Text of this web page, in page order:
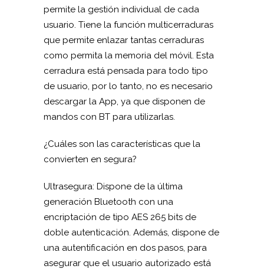
permite la gestión individual de cada
usuario. Tiene la función multicerraduras
que permite enlazar tantas cerraduras
como permita la memoria del móvil. Esta
cerradura está pensada para todo tipo
de usuario, por lo tanto, no es necesario
descargar la App, ya que disponen de
mandos con BT para utilizarlas.
¿Cuáles son las características que la
convierten en segura?
Ultrasegura: Dispone de la última
generación Bluetooth con una
encriptación de tipo AES 265 bits de
doble autenticación. Además, dispone de
una autentificación en dos pasos, para
asegurar que el usuario autorizado está